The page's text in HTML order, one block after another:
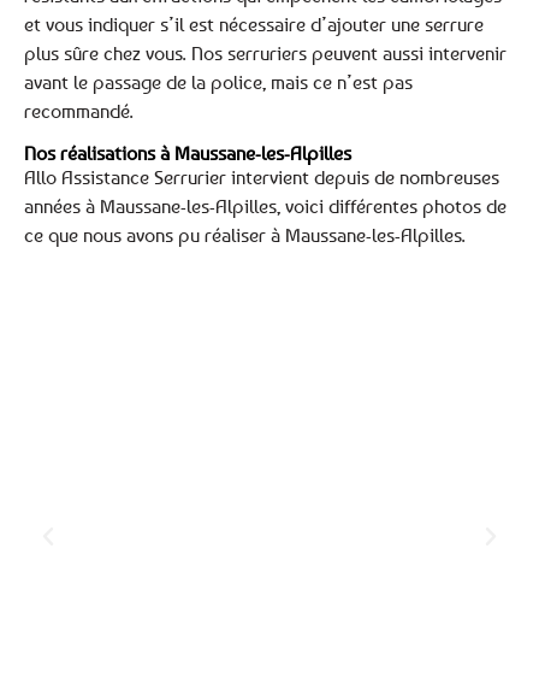
et vous indiquer s’il est nécessaire d’ajouter une serrure
plus sûre chez vous. Nos serruriers peuvent aussi intervenir
avant le passage de la police, mais ce n’est pas
recommandé.
Nos réalisations à Maussane-les-Alpilles
Allo Assistance Serrurier intervient depuis de nombreuses
années à Maussane-les-Alpilles, voici différentes photos de
ce que nous avons pu réaliser à Maussane-les-Alpilles.